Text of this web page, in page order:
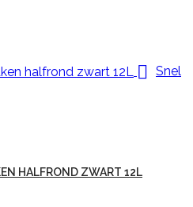
 Snel
HALFROND ZWART 12L